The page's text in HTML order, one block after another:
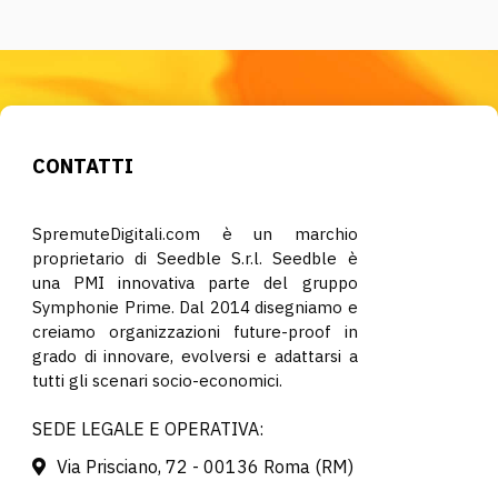
CONTATTI
SpremuteDigitali.com è un marchio
proprietario di Seedble S.r.l. Seedble è
una PMI innovativa parte del gruppo
Symphonie Prime. Dal 2014 disegniamo e
creiamo organizzazioni future-proof in
grado di innovare, evolversi e adattarsi a
tutti gli scenari socio-economici.
SEDE LEGALE E OPERATIVA:
Via Prisciano, 72 - 00136 Roma (RM)